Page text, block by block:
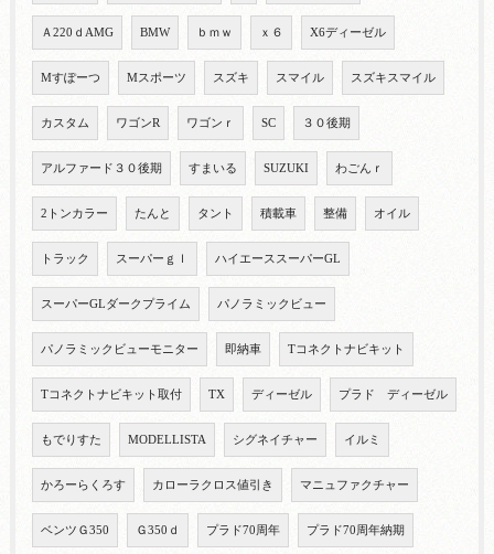
Ａ220ｄAMG BMW ｂｍｗ ｘ６ X6ディーゼル
Mすぽーつ Mスポーツ スズキ スマイル スズキスマイル
カスタム ワゴンR ワゴンｒ SC ３０後期
アルファード３０後期 すまいる SUZUKI わごんｒ
2トンカラー たんと タント 積載車 整備 オイル
トラック スーパーｇｌ ハイエーススーパーGL
スーパーGLダークプライム パノラミックビュー
パノラミックビューモニター 即納車 Tコネクトナビキット
Tコネクトナビキット取付 TX ディーゼル プラド ディーゼル
もでりすた MODELLISTA シグネイチャー イルミ
かろーらくろす カローラクロス値引き マニュファクチャー
ベンツＧ350 Ｇ350ｄ プラド70周年 プラド70周年納期